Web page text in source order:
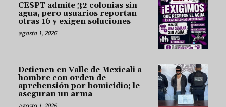
CESPT admite 32 colonias sin
agua, pero usuarios reportan
otras 16 y exigen soluciones
agosto 1, 2026
Detienen en Valle de Mexicali a
hombre con orden de
aprehensión por homicidio; le
aseguran un arma